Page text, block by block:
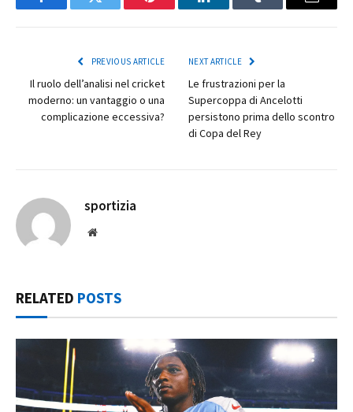
FacebookTwitter Pinterest LinkedInTumblr Email
PREVIOUS ARTICLE
Il ruolo dell’analisi nel cricket
moderno: un vantaggio o una
complicazione eccessiva?
NEXT ARTICLE
Le frustrazioni per la
Supercoppa di Ancelotti
persistono prima dello scontro
di Copa del Rey
sportizia
Website
RELATED POSTS